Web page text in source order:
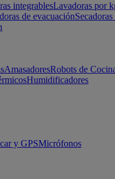
integrablesLavadoras por
de evacuación
AmasadoresRobots de
Humidificadores
y GPSMicrófonos